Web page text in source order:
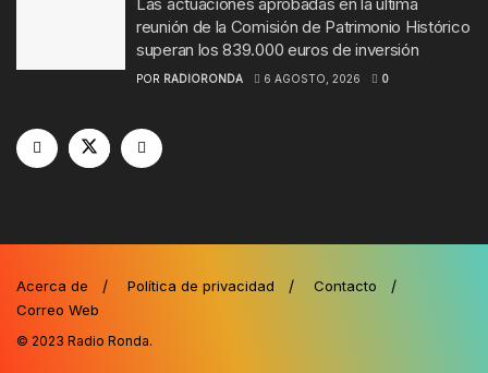
reunión de la Comisión de Patrimonio Histórico
superan los 839.000 euros de inversión
POR RADIORONDA 6 AGOSTO, 2026 0
Acerca de Política de privacidad
Contacto
Correo Web
© 2023 Radio Ronda.